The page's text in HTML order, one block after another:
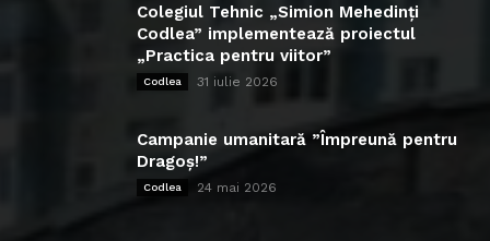
Colegiul Tehnic „Simion Mehedinți
Codlea” implementează proiectul
„Practica pentru viitor”
Codlea 31 iulie 2026
Campanie umanitară ”Împreună pentru
Dragoș!”
Codlea 24 mai 2026